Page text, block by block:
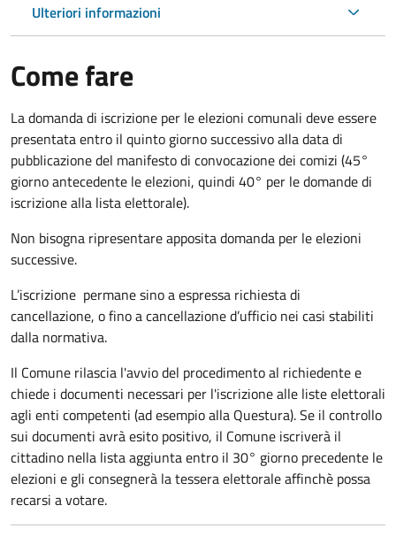
Ulteriori informazioni
Come fare
La domanda di iscrizione per le elezioni comunali deve essere
presentata entro il quinto giorno successivo alla data di
pubblicazione del manifesto di convocazione dei comizi (45°
giorno antecedente le elezioni, quindi 40° per le domande di
iscrizione alla lista elettorale).
Non bisogna ripresentare apposita domanda per le elezioni
successive.
L’iscrizione permane sino a espressa richiesta di
cancellazione, o fino a cancellazione d’ufficio nei casi stabiliti
dalla normativa.
Il Comune rilascia l'avvio del procedimento al richiedente e
chiede i documenti necessari per l'iscrizione alle liste elettorali
agli enti competenti (ad esempio alla Questura). Se il controllo
sui documenti avrà esito positivo, il Comune iscriverà il
cittadino nella lista aggiunta entro il 30° giorno precedente le
elezioni e gli consegnerà la tessera elettorale affinchè possa
recarsi a votare.